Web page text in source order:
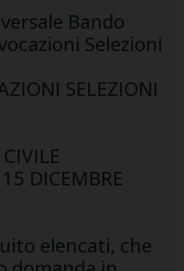
Bando
Selezioni
SELEZIONI
DICEMBRE
elencati, che